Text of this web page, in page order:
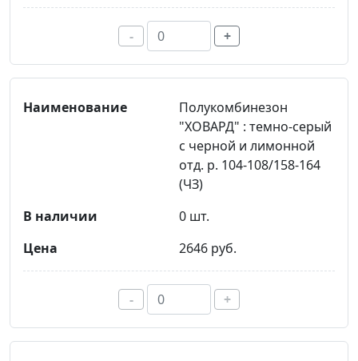
- +
Полукомбинезон
"ХОВАРД" : темно-серый
с черной и лимонной
отд. р. 104-108/158-164
(ЧЗ)
0 шт.
2646 руб.
- +